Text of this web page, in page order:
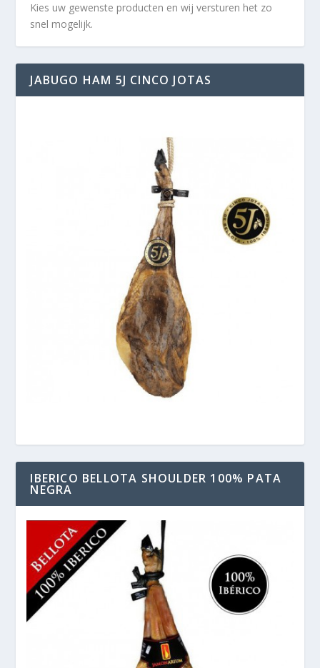
Kies uw gewenste producten en wij versturen het zo
snel mogelijk.
JABUGO HAM 5J CINCO JOTAS
IBERICO BELLOTA SHOULDER 100% PATA
NEGRA